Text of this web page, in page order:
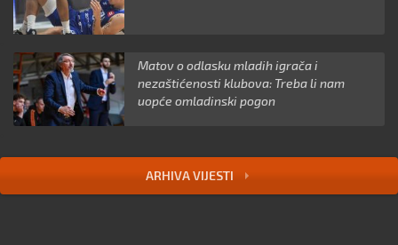
Matov o odlasku mladih igrača i
nezaštićenosti klubova: Treba li nam
uopće omladinski pogon
ARHIVA VIJESTI